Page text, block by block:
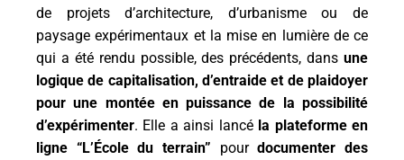
de projets d’architecture, d’urbanisme ou de
paysage expérimentaux et la miseen lumière de ce
qui a été rendu possible, des précédents, dans une
logique de capitalisation, d’entraide et de plaidoyer
pour une montée en puissance de la possibilité
d’expérimenter. Elle a ainsi lancé la plateforme en
ligne “L’École du terrain” pourdocumenter des